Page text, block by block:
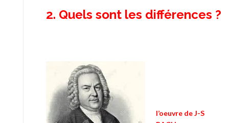
2. Quels sont les différences ?
l’oeuvre de J-S